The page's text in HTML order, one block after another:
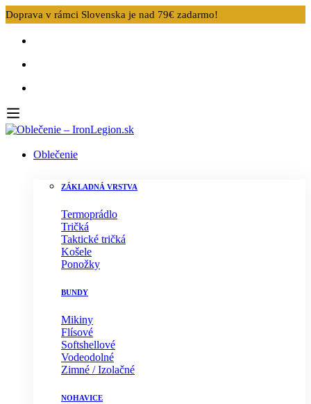
Doprava v rámci Slovenska je nad 79€ zadarmo!
Oblečenie
ZÁKLADNÁ VRSTVA
Termoprádlo
Tričká
Taktické tričká
Košele
Ponožky
BUNDY
Mikiny
Flísové
Softshellové
Vodeodolné
Zimné / Izolačné
NOHAVICE